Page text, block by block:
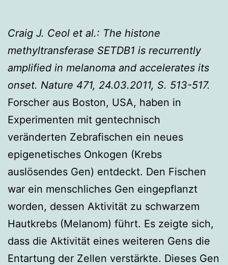
Craig J. Ceol et al.: The histone
methyltransferase SETDB1 is recurrently
amplified in melanoma and accelerates its
onset. Nature 471, 24.03.2011, S. 513-517.
Forscher aus Boston, USA, haben in
Experimenten mit gentechnisch
veränderten Zebrafischen ein neues
epigenetisches Onkogen (Krebs
auslösendes Gen) entdeckt. Den Fischen
war ein menschliches Gen eingepflanzt
worden, dessen Aktivität zu schwarzem
Hautkrebs (Melanom) führt. Es zeigte sich,
dass die Aktivität eines weiteren Gens die
Entartung der Zellen verstärkte. Dieses Gen